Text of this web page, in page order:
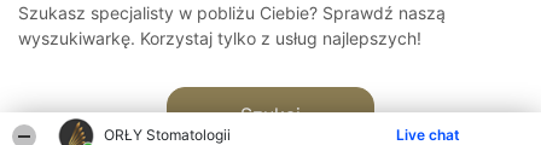
ORŁY Stomatologii Live chat
Szukasz specjalisty w pobliżu Ciebie? Sprawdź naszą
wyszukiwarkę. Korzystaj tylko z usług najlepszych!
Szukaj